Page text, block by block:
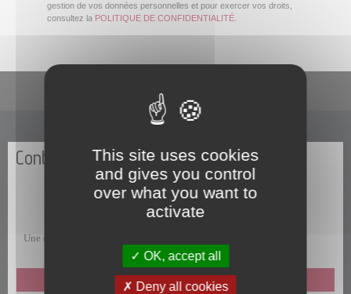
gestion de vos données personnelles et pour exercer vos droits,
consultez la POLITIQUE DE CONFIDENTIALITÉ
En un clic
Contactez-nous
Une question, une remarque, une suggestion, un commentaire ?
ENVOYEZ-NOUS UN MESSAGE
This site uses cookies
and gives you control
over what you want to
activate
OK, accept all
Deny all cookies